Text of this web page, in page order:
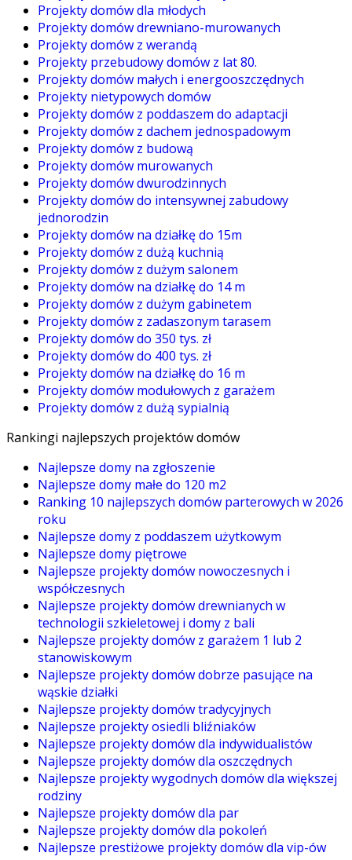
Projekty domów dla młodych
Projekty domów drewniano-murowanych
Projekty domów z werandą
Projekty przebudowy domów z lat 80.
Projekty domów małych i energooszczędnych
Projekty nietypowych domów
Projekty domów z poddaszem do adaptacji
Projekty domów z dachem jednospadowym
Projekty domów z budową
Projekty domów murowanych
Projekty domów dwurodzinnych
Projekty domów do intensywnej zabudowy
jednorodzin
Projekty domów na działkę do 15m
Projekty domów z dużą kuchnią
Projekty domów z dużym salonem
Projekty domów na działkę do 14 m
Projekty domów z dużym gabinetem
Projekty domów z zadaszonym tarasem
Projekty domów do 350 tys. zł
Projekty domów do 400 tys. zł
Projekty domów na działkę do 16 m
Projekty domów modułowych z garażem
Projekty domów z dużą sypialnią
Rankingi najlepszych projektów domów
Najlepsze domy na zgłoszenie
Najlepsze domy małe do 120 m2
Ranking 10 najlepszych domów parterowych w 2026
roku
Najlepsze domy z poddaszem użytkowym
Najlepsze domy piętrowe
Najlepsze projekty domów nowoczesnych i
współczesnych
Najlepsze projekty domów drewnianych w
technologii szkieletowej i domy z bali
Najlepsze projekty domów z garażem 1 lub 2
stanowiskowym
Najlepsze projekty domów dobrze pasujące na
wąskie działki
Najlepsze projekty domów tradycyjnych
Najlepsze projekty osiedli bliźniaków
Najlepsze projekty domów dla indywidualistów
Najlepsze projekty domów dla oszczędnych
Najlepsze projekty wygodnych domów dla większej
rodziny
Najlepsze projekty domów dla par
Najlepsze projekty domów dla pokoleń
Najlepsze prestiżowe projekty domów dla vip-ów